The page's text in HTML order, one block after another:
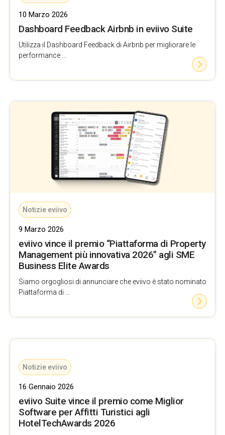
10 Marzo 2026
Dashboard Feedback Airbnb in eviivo Suite
Utilizza il Dashboard Feedback di Airbnb per migliorare le
performance ...
Notizie eviivo
9 Marzo 2026
eviivo vince il premio “Piattaforma di Property
Management più innovativa 2026” agli SME
Business Elite Awards
Siamo orgogliosi di annunciare che eviivo è stato nominato
Piattaforma di ...
Notizie eviivo
16 Gennaio 2026
eviivo Suite vince il premio come Miglior
Software per Affitti Turistici agli
HotelTechAwards 2026